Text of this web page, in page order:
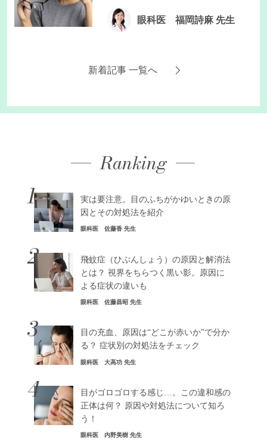
眼科医 福岡詩麻 先生
新着記事 一覧へ
Ranking
1
実は要注意。目のふちがかゆいときの原
因とその対処法を紹介
眼科医 佐藤香 先生
2
飛蚊症（ひぶんしょう）の原因と解消法
とは？ 視界をちらつく黒い影。原因に
よる症状の違いも
眼科医 佐藤昌昭 先生
3
目の充血、原因は“どこが赤いか”で分か
る？ 症状別の対処法をチェック
眼科医 大高功 先生
4
目がゴロゴロする感じ…。この違和感の
正体は何？ 原因や対処法について知ろ
う！
眼科医 内野美樹 先生